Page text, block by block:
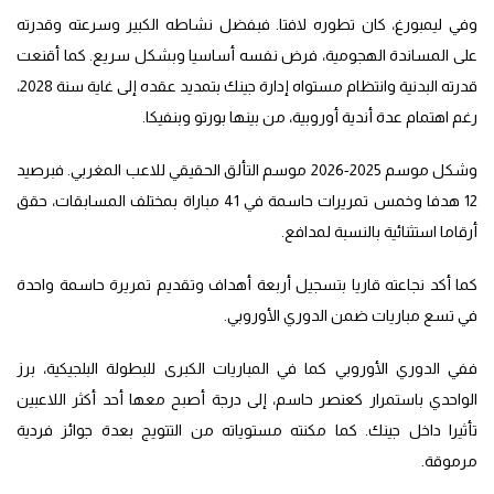
وفي ليمبورغ، كان تطوره لافتا. فبفضل نشاطه الكبير وسرعته وقدرته
على المساندة الهجومية، فرض نفسه أساسيا وبشكل سريع. كما أقنعت
قدرته البدنية وانتظام مستواه إدارة جينك بتمديد عقده إلى غاية سنة 2028،
رغم اهتمام عدة أندية أوروبية، من بينها بورتو وبنفيكا.
وشكل موسم 2025-2026 موسم التألق الحقيقي للاعب المغربي. فبرصيد
12 هدفا وخمس تمريرات حاسمة في 41 مباراة بمختلف المسابقات، حقق
أرقاما استثنائية بالنسبة لمدافع.
كما أكد نجاعته قاريا بتسجيل أربعة أهداف وتقديم تمريرة حاسمة واحدة
في تسع مباريات ضمن الدوري الأوروبي.
ففي الدوري الأوروبي كما في المباريات الكبرى للبطولة البلجيكية، برز
الواحدي باستمرار كعنصر حاسم، إلى درجة أصبح معها أحد أكثر اللاعبين
تأثيرا داخل جينك. كما مكنته مستوياته من التتويج بعدة جوائز فردية
مرموقة.